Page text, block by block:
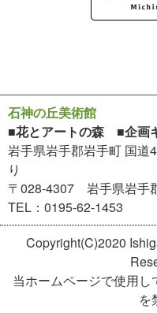
石神の丘美術館
■花とアートの森 ■企画
岩手県岩手郡岩手町 国道
り
〒028-4307 岩手県岩手
TEL：0195-62-1453
Copyright(C)2020
当ホームページで使用し
を